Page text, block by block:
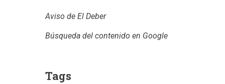
Aviso de El Deber
Búsqueda del contenido en Google
Tags